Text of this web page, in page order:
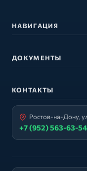
НАВИГАЦИЯ
ДОКУМЕНТЫ
КОНТАКТЫ
Ростов-на-Дону,
+7 (952) 563-63-54